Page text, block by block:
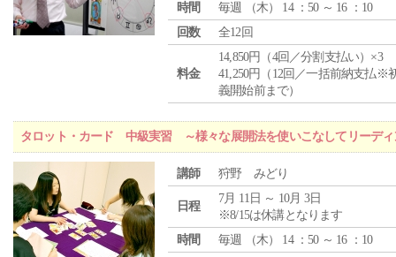
時間
毎週 （木） 14 ：50 ～ 16 ：10
回数
全12回
料金
14,850円（4回／分割支払い）×3
41,250円（12回／一括前納支払※
義開始前まで）
タロット・カード 中級実習 ～様々な展開法を使いこなしてリーディ
講師 狩野 みどり
日程
7月 11日 ～ 10月 3日
※8/15は休講となります
時間
毎週 （木） 14 ：50 ～ 16 ：10